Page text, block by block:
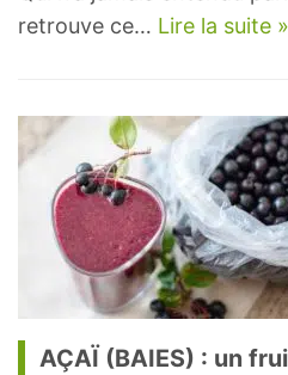
retrouve ce… Lire la suite »
AÇAÏ (BAIES) : un